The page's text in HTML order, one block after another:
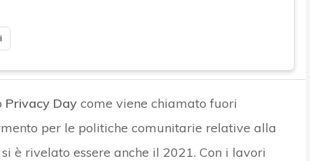
Privacy Daycome viene chiamato fuori
per le politiche comunitarie relative alla
è rivelato essere anche il 2021. Con i lavori